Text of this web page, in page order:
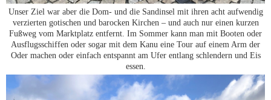
Unser Ziel war aber die Dom- und die Sandinsel mit ihren acht aufwendig
verzierten gotischen und barocken Kirchen – und auch nur einen kurzen
Fußweg vom Marktplatz entfernt. Im Sommer kann man mit Booten oder
Ausflugsschiffen oder sogar mit dem Kanu eine Tour auf einem Arm der
Oder machen oder einfach entspannt am Ufer entlang schlendern und Eis
essen.